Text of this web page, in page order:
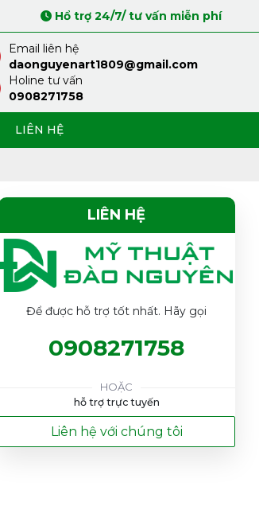
Hổ trợ 24/7/ tư vấn miễn phí
Email liên hệ
daonguyenart1809@gmail.com
Holine tư vấn
0908271758
LIÊN HỆ
LIÊN HỆ
Để được hỗ trợ tốt nhất. Hãy gọi
0908271758
HOẶC
hỗ trợ trực tuyến
Liên hệ với chúng tôi